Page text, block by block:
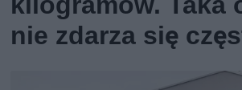
nie zdarza się